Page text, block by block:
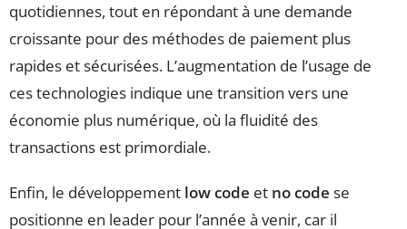
quotidiennes, tout en répondant à une demande
croissante pour des méthodes de paiement plus
rapides et sécurisées. L’augmentation de l’usage de
ces technologies indique une transition vers une
économie plus numérique, où la fluidité des
transactions est primordiale.
Enfin, le développement low code et no code se
positionne en leader pour l’année à venir, car il